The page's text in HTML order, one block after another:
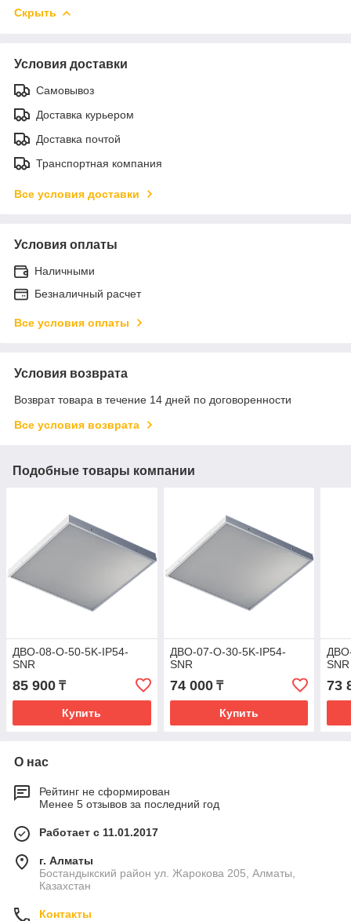
Скрыть
Условия доставки
Самовывоз
Доставка курьером
Доставка почтой
Транспортная компания
Все условия доставки
Условия оплаты
Наличными
Безналичный расчет
Все условия оплаты
Условия возврата
Возврат товара в течение 14 дней по договоренности
Все условия возврата
Подобные товары компании
ДВО-08-О-50-5K-IP54-
SNR
85 900 ₸
Купить
ДВО-07-О-30-5K-IP54-
SNR
74 000₸
Купить
SNR
73
О нас
Рейтинг не сформирован
Менее 5 отзывов за последний год
Работает с 11.01.2017
г. Алматы
Бостандыкский район ул. Жарокова 205, Алматы,
Казахстан
Контакты